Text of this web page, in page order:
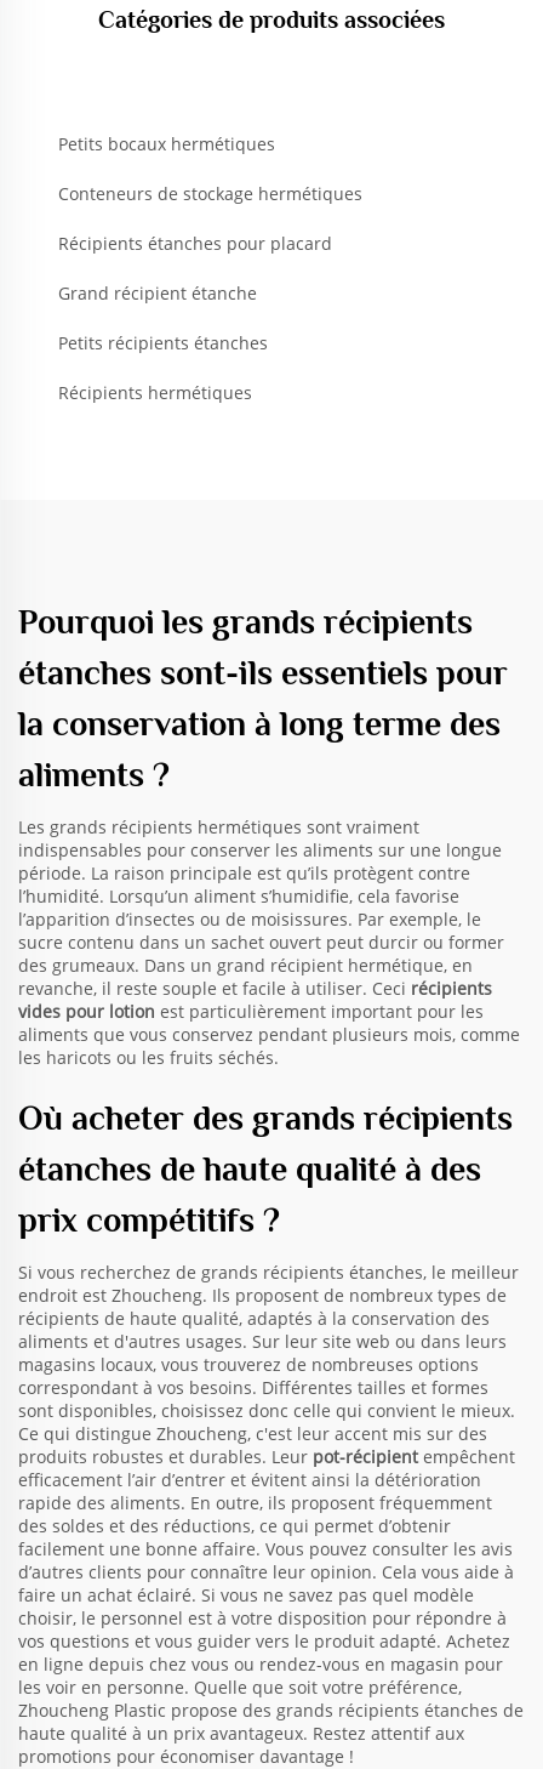
Catégories de produits associées
Petits bocaux hermétiques
Conteneurs de stockage hermétiques
Récipients étanches pour placard
Grand récipient étanche
Petits récipients étanches
Récipients hermétiques
Pourquoi les grands récipients
étanches sont-ils essentiels pour
la conservation à long terme des
aliments ?
Les grands récipients hermétiques sont vraiment
indispensables pour conserver les aliments sur une longue
période. La raison principale est qu’ils protègent contre
l’humidité. Lorsqu’un aliment s’humidifie, cela favorise
l’apparition d’insectes ou de moisissures. Par exemple, le
sucre contenu dans un sachet ouvert peut durcir ou former
des grumeaux. Dans un grand récipient hermétique, en
revanche, il reste souple et facile à utiliser. Ceci récipients
vides pour lotion est particulièrement important pour les
aliments que vous conservez pendant plusieurs mois, comme
les haricots ou les fruits séchés.
Où acheter des grands récipients
étanches de haute qualité à des
prix compétitifs ?
Si vous recherchez de grands récipients étanches, le meilleur
endroit est Zhoucheng. Ils proposent de nombreux types de
récipients de haute qualité, adaptés à la conservation des
aliments et d'autres usages. Sur leur site web ou dans leurs
magasins locaux, vous trouverez de nombreuses options
correspondant à vos besoins. Différentes tailles et formes
sont disponibles, choisissez donc celle qui convient le mieux.
Ce qui distingue Zhoucheng, c'est leur accent mis sur des
produits robustes et durables. Leur pot-récipientempêchent
efficacement l’air d’entrer et évitent ainsi la détérioration
rapide des aliments. En outre, ils proposent fréquemment
des soldes et des réductions, ce qui permet d’obtenir
facilement une bonne affaire. Vous pouvez consulter les avis
d’autres clients pour connaître leur opinion. Cela vous aide à
faire un achat éclairé. Si vous ne savez pas quel modèle
choisir, le personnel est à votre disposition pour répondre à
vos questions et vous guider vers le produit adapté. Achetez
en ligne depuis chez vous ou rendez-vous en magasin pour
les voir en personne. Quelle que soit votre préférence,
Zhoucheng Plastic propose des grands récipients étanches de
haute qualité à un prix avantageux. Restez attentif aux
promotions pour économiser davantage !